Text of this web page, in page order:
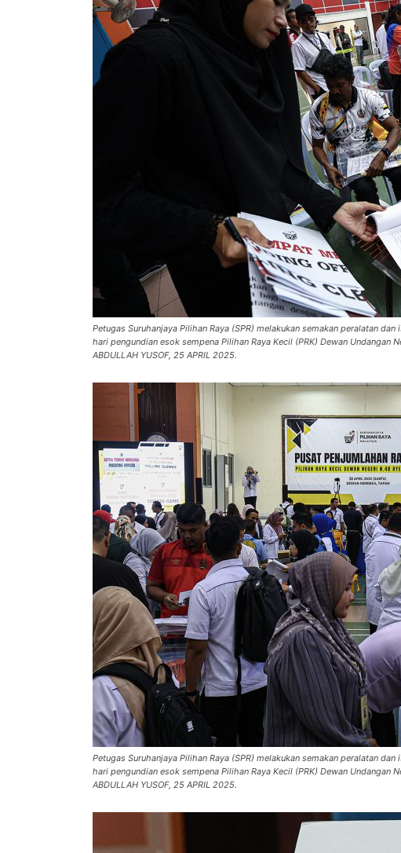
Petugas Suruhanjaya Pilihan Raya (SPR) melakukan semakan peralatan
hari pengundian esok sempena Pilihan Raya Kecil (PRK) Dewan Undangan
ABDULLAH YUSOF, 25 APRIL 2025.
Petugas Suruhanjaya Pilihan Raya (SPR) melakukan semakan peralatan
hari pengundian esok sempena Pilihan Raya Kecil (PRK) Dewan Undangan
ABDULLAH YUSOF, 25 APRIL 2025.